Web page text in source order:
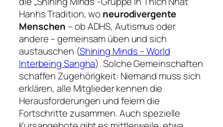
Hanhs Tradition, wo neurodivergente
Menschen – ob ADHS, Autismus oder
andere – gemeinsam üben und sich
austauschen (Shining Minds – World
Interbeing Sangha). Solche Gemeinschaften
schaffen Zugehörigkeit: Niemand muss sich
erklären, alle Mitglieder kennen die
Herausforderungen und feiern die
Fortschritte zusammen. Auch spezielle